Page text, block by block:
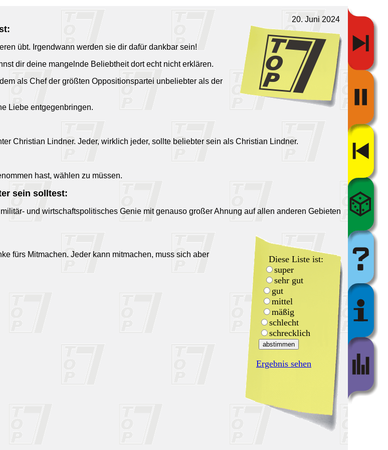
20. Juni 2024
übt. Irgendwann werden sie dir dafür dankbar sein!
dir deine mangelnde Beliebtheit dort echt nicht erklären.
als Chef der größten Oppositionspartei unbeliebter als der
Liebe entgegenbringen.
Christian Lindner. Jeder, wirklich jeder, sollte beliebter sein als Christian Lindner.
hast, wählen zu müssen.
sein solltest:
und wirtschaftspolitisches Genie mit genauso großer Ahnung auf allen anderen Gebieten
fürs Mitmachen. Jeder kann mitmachen, muss sich aber
Diese Liste ist:
super
sehr gut
gut
mittel
mäßig
schlecht
schrecklich
Ergebnis sehen